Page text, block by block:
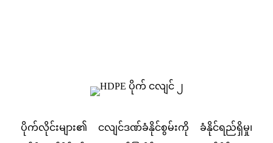
ပိုက်လိုင်းများ၏ ငလျင်ဒဏ်ခံနိုင်စွမ်းကို ခံနိုင်ရည်ရှိမှု၊